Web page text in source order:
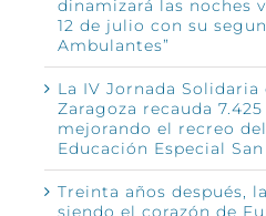
dinamizará las noches
12 de julio con su
Ambulantes”
La IV Jornada Solidaria
Zaragoza recauda
mejorando el recreo
Educación Especial
Treinta años después,
siendo el corazón de